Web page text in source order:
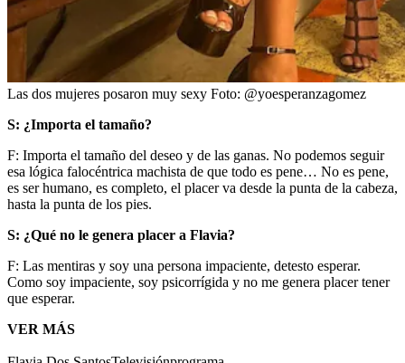
Las dos mujeres posaron muy sexy Foto: @yoesperanzagomez
S: ¿Importa el tamaño?
F: Importa el tamaño del deseo y de las ganas. No podemos seguir
esa lógica falocéntrica machista de que todo es pene… No es pene,
es ser humano, es completo, el placer va desde la punta de la cabeza,
hasta la punta de los pies.
S: ¿Qué no le genera placer a Flavia?
F: Las mentiras y soy una persona impaciente, detesto esperar.
Como soy impaciente, soy psicorrígida y no me genera placer tener
que esperar.
VER MÁS